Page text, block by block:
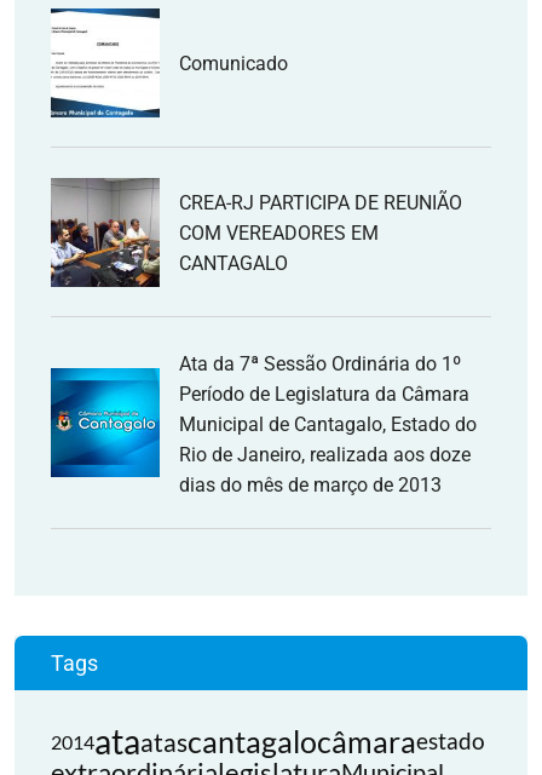
Comunicado
CREA-RJ PARTICIPA DE REUNIÃO
COM VEREADORES EM
CANTAGALO
Ata da 7ª Sessão Ordinária do 1º
Período de Legislatura da Câmara
Municipal de Cantagalo, Estado do
Rio de Janeiro, realizada aos doze
dias do mês de março de 2013
Tags
2014ataatascantagalocâmaraestado